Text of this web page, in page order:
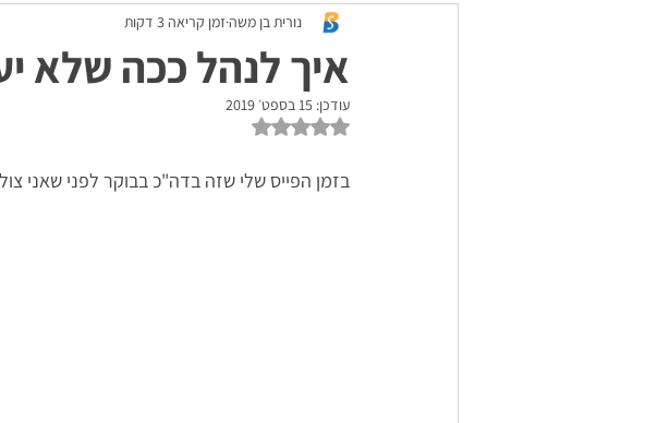
אימון צוותים
איך לנהל ככה שלא
נורית בן משהזמן קריאה 3 דקות
עודכן: 15 בספט׳ 2019
דירוג של NaN מתוך 5 כוכבים
בזמן הפייס שלי שזה בדה"כ בבוקר לפני שאני